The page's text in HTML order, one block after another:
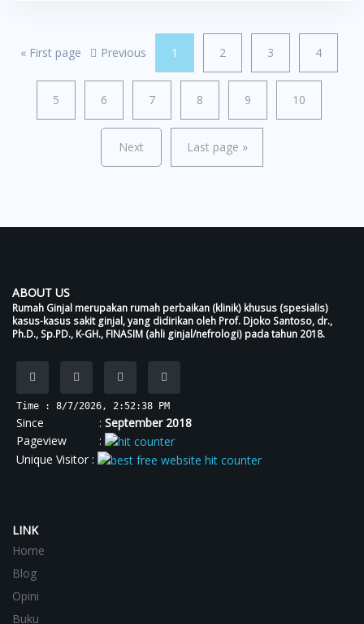
« First page Previous 1 2 3 4
5 6 7 8 9 10
Next Last page »
ABOUT US
Rumah Ginjal merupakan rumah perbaikan (klinik) khusus (spesialis)
kasus-kasus sakit ginjal, yang didirikan oleh Prof. Djoko Santoso, dr.,
Ph.D., Sp.PD., K-GH., FINASIM (ahli ginjal/nefrologi) pada tahun 2018.
Time : 8/7/2026, 2:52:38 PM
Since : September 2018
Pageview :
Unique Visitor :
LINK
Home
Blog
Opini
Buku